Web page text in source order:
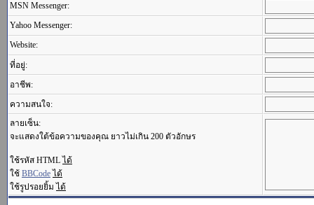
MSN Messenger:
Yahoo Messenger:
Website:
ที่อยู่:
อาชีพ:
ความสนใจ:
ลายเซ็น:
จะแสดงใต้ข้อความของคุณ ยาวไม่เกิน 200 ตัวอักษร
ใช้รหัส HTML ได้
ใช้ BBCode ได้
ใช้รูปรอยยิ้ม ได้